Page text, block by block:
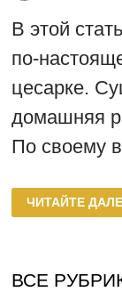
В этой
по-
цесарке.
домашняя
По своему
ЦАРСКАЯ
ДОМАШНЯЯ
ПТИЦА
ЧИТАЙТЕ
ВСЕ